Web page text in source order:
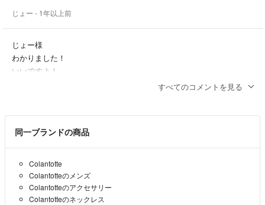
じょー - 1年以上前
じょー様
わかりました！
いいですよ！
6,000円で即決させて頂けませんか？
よろしくお願いします。
じょー- 1年以上前
じょー様
すべてのコメントを見る
同一ブランドの商品
Colantotte
Colantotteのメンズ
Colantotteのアクセサリー
Colantotteのネックレス